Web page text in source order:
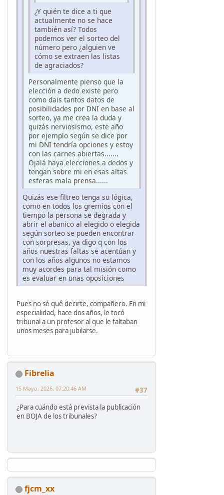
¿Y quién te dice a ti que
actualmente no se hace
también así? Todos
podemos ver el sorteo del
número pero ¿alguien ve
cómo se extraen las listas
de agraciados?
Personalmente pienso que la
elección a dedo existe pero
como dais tantos datos de
posibilidades por DNI en base al
sorteo, ya me crea la duda y
quizás nerviosismo, este año
por ejemplo según se dice por
mi DNI tendría opciones y estoy
con las carnes abiertas.......
Ojalá haya elecciones a dedos y
tengan sobre mi en esas altas
esferas mala prensa......
Quizás ese filtreo tenga su lógica,
como en todos los gremios con el
tiempo la persona se degrada y
abrir el abanico al elegido o elegida
según sorteo se pueden encontrar
con sorpresas, ya digo q con los
años nuestras faltas se acentúan y
con los años algunos no estamos
muy acordes para tal misión como
es evaluar en unas oposiciones
Pues no sé qué decirte, compañero. En mi
especialidad, hace dos años, le tocó
tribunal a un profesor al que le faltaban
unos meses para jubilarse.
Fibrelia
#37
15 Mayo, 2026, 07:20:46 AM
¿Para cuándo está prevista la publicación
en BOJA de los tribunales?
fjcm_xx